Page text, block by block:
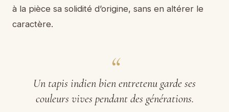
à la pièce sa solidité d’origine, sans en altérer le
caractère.
Un tapis indien bien entretenu garde ses
couleurs vives pendant des générations.